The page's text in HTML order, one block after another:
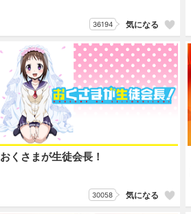
36194 気になる
おくさまが生徒会長！
30058 気になる